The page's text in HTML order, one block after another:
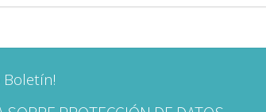
Boletín!